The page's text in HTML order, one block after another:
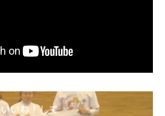
いいね！して